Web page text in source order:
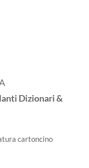
Dizionari &
cartoncino